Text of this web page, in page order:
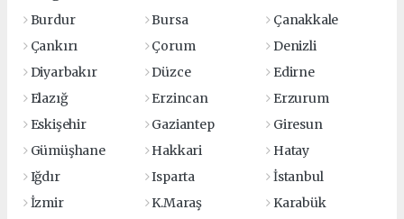
Burdur
Bursa
Çanakkale
Çankırı
Çorum
Denizli
Diyarbakır
Düzce
Edirne
Elazığ
Erzincan
Erzurum
Eskişehir
Gaziantep
Giresun
Gümüşhane
Hakkari
Hatay
Iğdır
Isparta
İstanbul
İzmir
K.Maraş
Karabük